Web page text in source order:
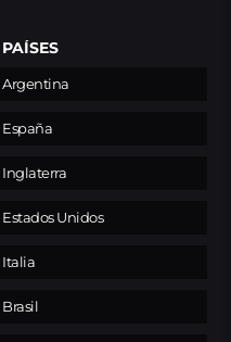
PAÍSES
Argentina
España
Inglaterra
Estados Unidos
Italia
Brasil